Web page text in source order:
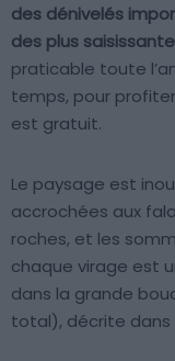
des dénivelés
des plus
praticable toute
temps, pour
est gratuit.
Le paysage est
accrochées aux
roches, et les
chaque virage est
dans la grande
total), décrite dans